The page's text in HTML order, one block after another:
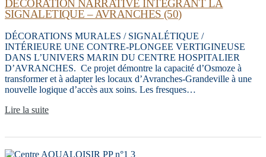
DÉCORATION NARRATIVE INTEGRANT LA
SIGNALETIQUE – AVRANCHES (50)
DÉCORATIONS MURALES / SIGNALÉTIQUE /
INTÉRIEURE UNE CONTRE-PLONGEE VERTIGINEUSE
DANS L’UNIVERS MARIN DU CENTRE HOSPITALIER
D’AVRANCHES. Ce projet démontre la capacité d’Osmoze à
transformer et à adapter les locaux d’Avranches-Grandeville à une
nouvelle logique d’accès aux soins. Les fresques…
Lire la suite